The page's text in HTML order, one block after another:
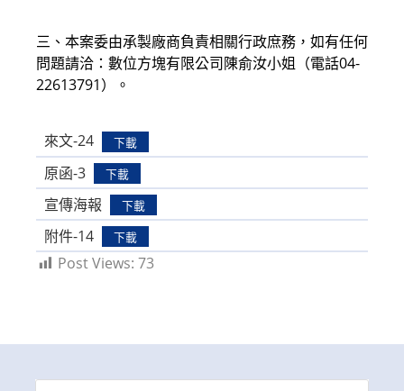
三、本案委由承製廠商負責相關行政庶務，如有任何
問題請洽：數位方塊有限公司陳俞汝小姐（電話04-
22613791）。
來文-24 下載
原函-3 下載
宣傳海報 下載
附件-14 下載
Post Views: 73